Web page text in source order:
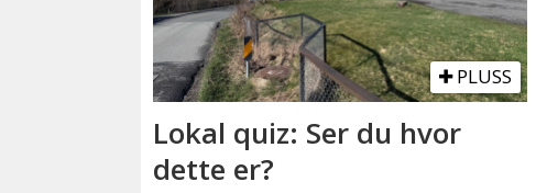
PLUSS
Lokal quiz: Ser du hvor
dette er?